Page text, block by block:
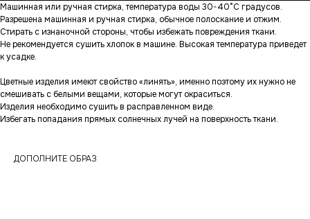
Машинная или ручная стирка, температура воды 30-40°С градусов.
Разрешена машинная и ручная стирка, обычное полоскание и отжим.
Стирать с изнаночной стороны, чтобы избежать повреждения ткани.
Не рекомендуется сушить хлопок в машине. Высокая температура приведет
к усадке.
Цветные изделия имеют свойство «линять», именно поэтому их нужно не
смешивать с белыми вещами, которые могут окраситься.
Изделия необходимо сушить в расправленном виде.
Избегать попадания прямых солнечных лучей на поверхность ткани.
ДОПОЛНИТЕ ОБРАЗ